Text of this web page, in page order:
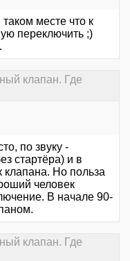
месте что к
переключить ;)
клапан. Где
по звуку -
стартёра) и в
Но польза
человек
В начале 90-
клапан. Где